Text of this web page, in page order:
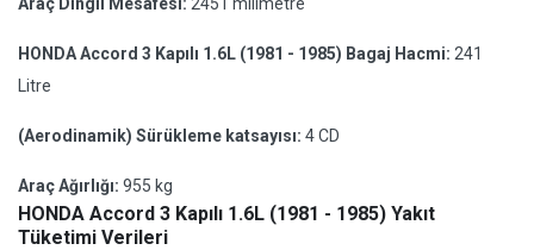
HONDA Accord 3 Kapılı 1.6L (1981 - 1985) Bagaj Hacmi: 241
Litre
(Aerodinamik) Sürükleme katsayısı: 4 CD
Araç Ağırlığı: 955 kg
HONDA Accord 3 Kapılı 1.6L (1981 - 1985) Yakıt
Tüketimi Verileri